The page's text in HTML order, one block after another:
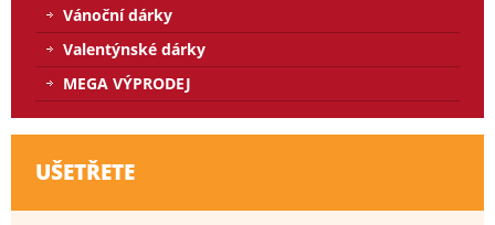
Vánoční dárky
Valentýnské dárky
MEGA VÝPRODEJ
UŠETŘETE